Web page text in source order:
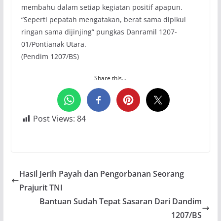
membahu dalam setiap kegiatan positif apapun.
“Seperti pepatah mengatakan, berat sama dipikul
ringan sama dijinjing” pungkas Danramil 1207-
01/Pontianak Utara.
(Pendim 1207/BS)
Share this...
Post Views: 84
Hasil Jerih Payah dan Pengorbanan Seorang
Prajurit TNI
Bantuan Sudah Tepat Sasaran Dari Dandim
1207/BS